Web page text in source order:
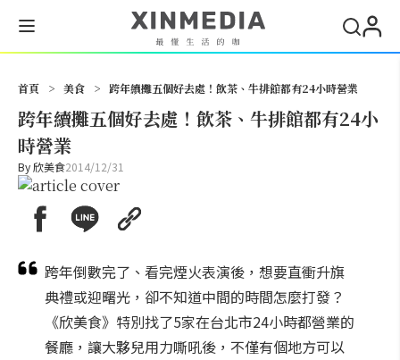
首頁 > 美食 > 跨年續攤五個好去處！飲茶、牛排館都有24小時營業
跨年續攤五個好去處！飲茶、牛排館都有24小
時營業
By欣美食2014/12/31
跨年倒數完了、看完煙火表演後，想要直衝升旗
典禮或迎曙光，卻不知道中間的時間怎麼打發？
《欣美食》特別找了5家在台北市24小時都營業的
餐廳，讓大夥兒用力嘶吼後，不僅有個地方可以